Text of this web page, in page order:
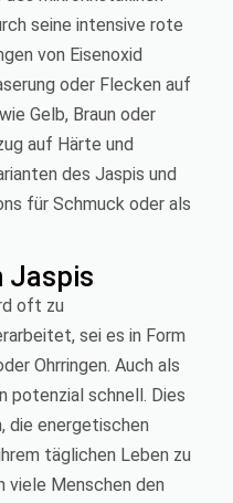
seine intensive rote
von Eisenoxid
oder Flecken auf
Gelb, Braun oder
auf Härte und
des Jaspis und
für Schmuck oder als
Jaspis
oft zu
sei es in Form
Ohrringen. Auch als
schnell. Dies
die energetischen
täglichen Leben zu
viele Menschen den